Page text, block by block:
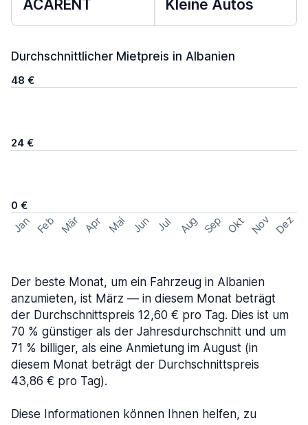
ACARENT Kleine Autos
Durchschnittlicher Mietpreis in Albanien
48 €
24 €
0 €
Jan Feb Mär Apr Mai Jun Jul Aug Sep Okt Nov Dez
Der beste Monat, um ein Fahrzeug in Albanien
anzumieten, ist März — in diesem Monat beträgt
der Durchschnittspreis 12,60 € pro Tag. Dies ist um
70 % günstiger als der Jahresdurchschnitt und um
71 % billiger, als eine Anmietung im August (in
diesem Monat beträgt der Durchschnittspreis
43,86 € pro Tag).
Diese Informationen können Ihnen helfen, zu